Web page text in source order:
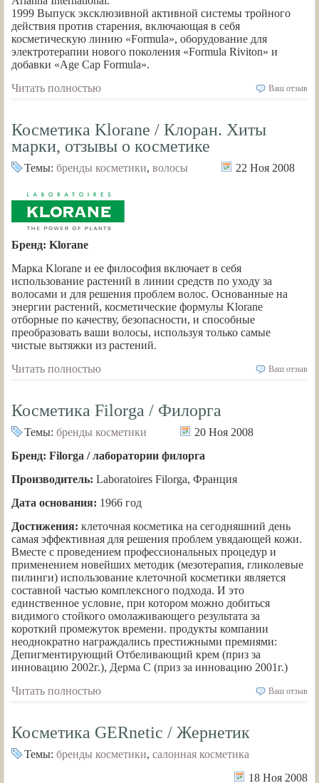
1999 Выпуск эксклюзивной активной системы тройного
действия против старения, включающая в себя
косметическую линию «Formula», оборудование для
электротерапии нового поколения «Formula Riviton» и
добавки «Age Cap Formula».
Читать полностью
Ваш отзыв
Косметика Klorane / Клоран. Хиты
марки, отзывы о косметике
Темы: бренды косметики, волосы 22 Ноя 2008
Бренд: Klorane
Марка Klorane и ее философия включает в себя
использование растений в линии средств по уходу за
волосами и для решения проблем волос. Основанные на
энергии растений, косметические формулы Klorane
отборные по качеству, безопасности, и способные
преобразовать ваши волосы, используя только самые
чистые вытяжки из растений.
Читать полностью
Ваш отзыв
Косметика Filorga / Филорга
Темы: бренды косметики
20 Ноя 2008
Бренд: Filorga / лаборатории филорга
Производитель: Laboratoires Filorga, Франция
Дата основания: 1966 год
Достижения: клеточная косметика на сегодняшний день
самая эффективная для решения проблем увядающей кожи.
Вместе с проведением профессиональных процедур и
применением новейших методик (мезотерапия, гликолевые
пилинги) использование клеточной косметики является
составной частью комплексного подхода. И это
единственное условие, при котором можно добиться
видимого стойкого омолаживающего результата за
короткий промежуток времени. продукты компании
неоднократно награждались престижными премиями:
Депигментирующий Отбеливающий крем (приз за
инновацию 2002г.), Дерма С (приз за инновацию 2001г.)
Читать полностью
Ваш отзыв
Косметика GERnetic / Жернетик
Темы: бренды косметики, салонная косметика
18 Ноя 2008